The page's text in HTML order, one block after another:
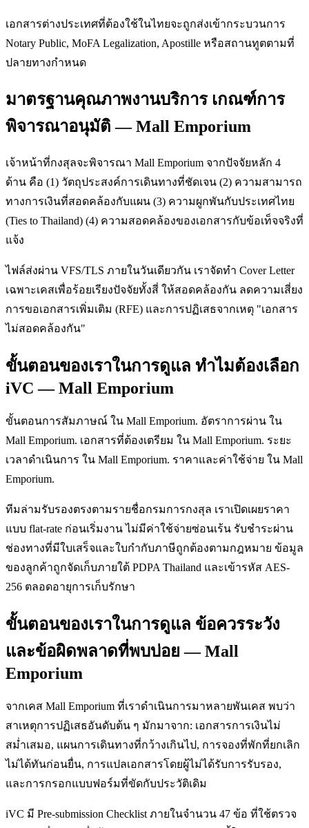
เอกสารต่างประเทศที่ต้องใช้ในไทยจะถูกส่งเข้ากระบวนการ
Notary Public, MoFA Legalization, Apostille หรือสถานทูตตามที่
ปลายทางกำหนด
มาตรฐานคุณภาพงานบริการ เกณฑ์การ
พิจารณาอนุมัติ — Mall Emporium
เจ้าหน้าที่กงสุลจะพิจารณา Mall Emporium จากปัจจัยหลัก 4
ด้าน คือ (1) วัตถุประสงค์การเดินทางที่ชัดเจน (2) ความสามารถ
ทางการเงินที่สอดคล้องกับแผน (3) ความผูกพันกับประเทศไทย
(Ties to Thailand) (4) ความสอดคล้องของเอกสารกับข้อเท็จจริงที่
แจ้ง
ไฟล์ส่งผ่าน VFS/TLS ภายในวันเดียวกัน เราจัดทำ Cover Letter
เฉพาะเคสเพื่อร้อยเรียงปัจจัยทั้งสี่ ให้สอดคล้องกัน ลดความเสี่ยง
การขอเอกสารเพิ่มเติม (RFE) และการปฏิเสธจากเหตุ "เอกสาร
ไม่สอดคล้องกัน"
ขั้นตอนของเราในการดูแล ทำไมต้องเลือก
iVC — Mall Emporium
ขั้นตอนการสัมภาษณ์ ใน Mall Emporium. อัตราการผ่าน ใน
Mall Emporium. เอกสารที่ต้องเตรียม ใน Mall Emporium. ระยะ
เวลาดำเนินการ ใน Mall Emporium. ราคาและค่าใช้จ่าย ใน Mall
Emporium.
ทีมล่ามรับรองตรงตามรายชื่อกรมการกงสุล เราเปิดเผยราคา
แบบ flat-rate ก่อนเริ่มงาน ไม่มีค่าใช้จ่ายซ่อนเร้น รับชำระผ่าน
ช่องทางที่มีใบเสร็จและใบกำกับภาษีถูกต้องตามกฎหมาย ข้อมูล
ของลูกค้าถูกจัดเก็บภายใต้ PDPA Thailand และเข้ารหัส AES-
256 ตลอดอายุการเก็บรักษา
ขั้นตอนของเราในการดูแล ข้อควรระวัง
และข้อผิดพลาดที่พบบ่อย — Mall
Emporium
จากเคส Mall Emporium ที่เราดำเนินการมาหลายพันเคส พบว่า
สาเหตุการปฏิเสธอันดับต้น ๆ มักมาจาก: เอกสารการเงินไม่
สม่ำเสมอ, แผนการเดินทางที่กว้างเกินไป, การจองที่พักที่ยกเลิก
ไม่ได้ทันก่อนยื่น, การแปลเอกสารโดยผู้ไม่ได้รับการรับรอง,
และการกรอกแบบฟอร์มที่ขัดกับประวัติเดิม
iVC มี Pre-submission Checklist ภายในจำนวน 47 ข้อ ที่ใช้ตรวจ